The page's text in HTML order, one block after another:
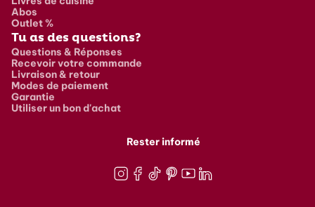
Abos
Outlet %
Tu as des questions?
Questions & Réponses
Recevoir votre commande
Livraison & retour
Modes de paiement
Garantie
Utiliser un bon d'achat
Rester informé